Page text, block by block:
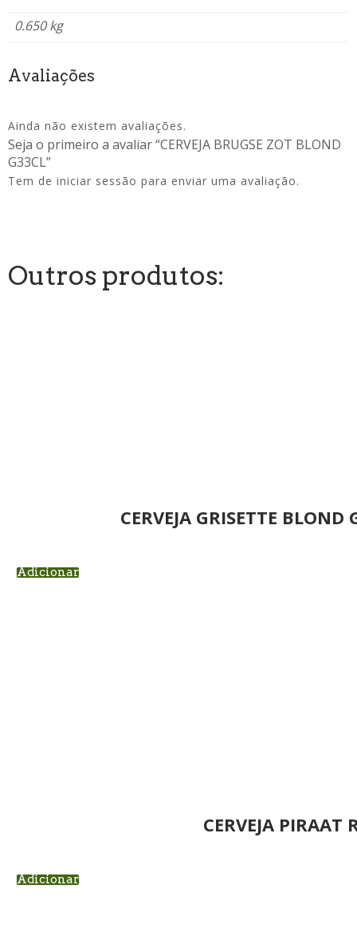
0.650 kg
Avaliações
Ainda não existem avaliações.
Seja o primeiro a avaliar “CERVEJA BRUGSE ZOT BLOND
G33CL”
Tem de iniciar sessão para enviar uma avaliação.
Outros produtos:
CERVEJA GRISETTE BLOND
Adicionar
CERVEJA PIRAAT
Adicionar